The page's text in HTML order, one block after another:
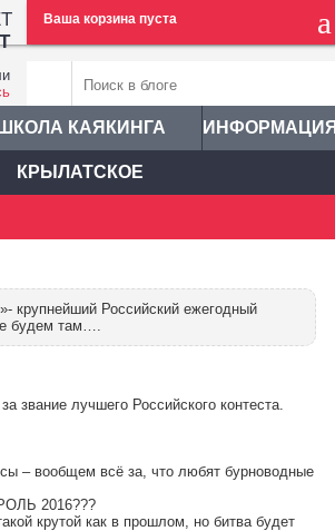
Ваша корзина пуста
ШКОЛА КАЯКИНГА
КРЫЛАТСКОЕ
ИНФОРМАЦИЯ
крупнейший Российский ежегодный
будем там….
звание лучшего Российского контеста.
– вообщем всё за, что любят бурноводные
2016???
крутой как в прошлом, но битва будет